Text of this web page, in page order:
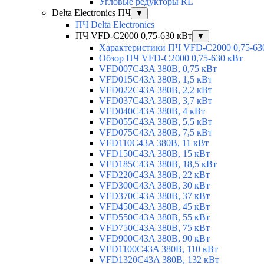
Delta Electronics ПЧ
▼
ПЧ Delta Electronics
ПЧ VFD-C2000 0,75-630 кВт
▼
Характеристики ПЧ VFD-C2000 0,75-
Обзор ПЧ VFD-C2000 0,75-630 кВт
VFD007C43A 380В, 0,75 кВт
VFD015C43A 380В, 1,5 кВт
VFD022C43A 380В, 2,2 кВт
VFD037C43A 380В, 3,7 кВт
VFD040C43A 380В, 4 кВт
VFD055C43A 380В, 5,5 кВт
VFD075C43A 380В, 7,5 кВт
VFD110C43A 380В, 11 кВт
VFD150C43A 380В, 15 кВт
VFD185C43A 380В, 18,5 кВт
VFD220C43A 380В, 22 кВт
VFD300C43A 380В, 30 кВт
VFD370C43A 380В, 37 кВт
VFD450C43A 380В, 45 кВт
VFD550C43A 380В, 55 кВт
VFD750C43A 380В, 75 кВт
VFD900C43A 380В, 90 кВт
VFD1100C43A 380В, 110 кВт
VFD1320C43A 380В, 132 кВт